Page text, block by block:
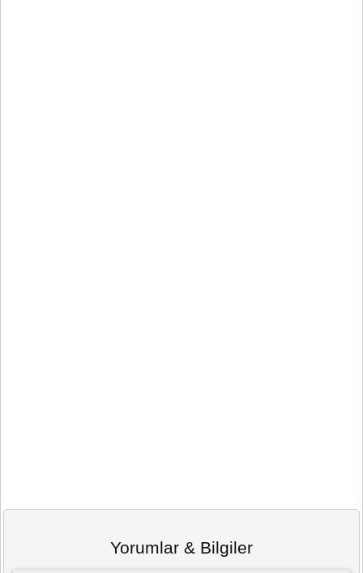
Yorumlar & Bilgiler